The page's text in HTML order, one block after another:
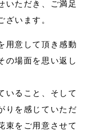
いただき、ご満足
ざいます。
用意して頂き感動
の場面を思い返し
いること、そして
りを感じていただ
束をご用意させて